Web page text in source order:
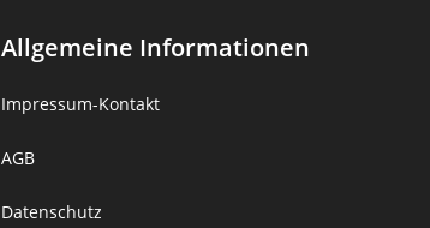
Allgemeine Informationen
Impressum-Kontakt
AGB
Datenschutz